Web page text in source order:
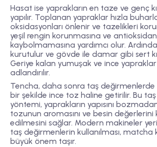
Hasat ise yaprakların en taze ve genç
yapılır. Toplanan yapraklar hızla
oksidasyonları önlenir ve tazelikleri
yeşil rengin korunmasına ve
kaybolmamasına yardımcı olur.
kurutulur ve gövde ile damar gibi sert
Geriye kalan yumuşak ve ince
adlandırılır.
Tencha, daha sonra taş değirmenlerde
bir şekilde ince toz haline getirilir. Bu
yöntemi, yaprakların yapısını
tozunun aromasını ve besin
edilmesini sağlar. Modern makineler
taş değirmenlerin kullanılması, matcha
büyük önem taşır.